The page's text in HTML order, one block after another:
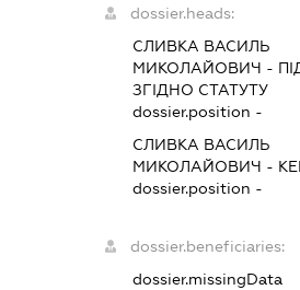
dossier.heads:
СЛИВКА ВАСИЛЬ
МИКОЛАЙОВИЧ -
ЗГІДНО СТАТУТУ
dossier.position -
СЛИВКА ВАСИЛЬ
МИКОЛАЙОВИЧ -
dossier.position -
dossier.beneficiaries:
dossier.missingData